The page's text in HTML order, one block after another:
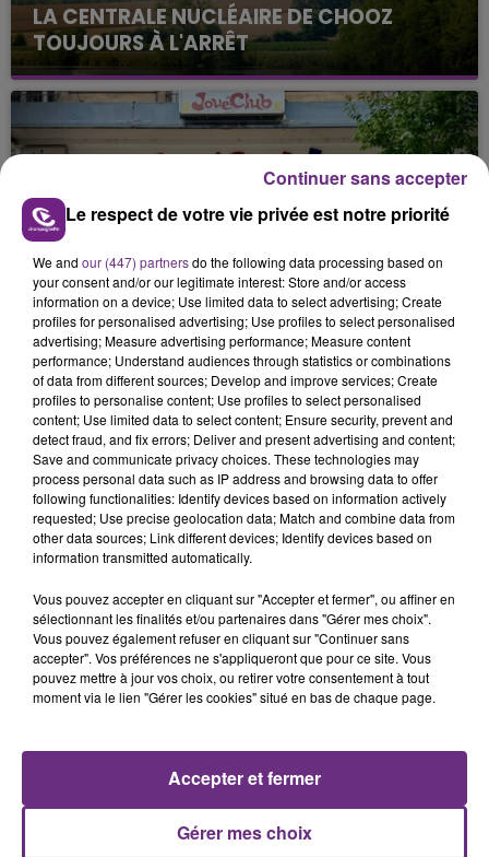
LA CENTRALE NUCLÉAIRE DE CHOOZ
TOUJOURS À L'ARRÊT
Cela fait déjà une semaine que la centrale
nucléaire ardennaise est à l'arrêt. Une situation
justifiée par la sécheresse intense qui est toujours
présente.
LE MAGASIN JOUÉCLUB DE REIMS FERME
SES PORTES
C'était l'une des institutions du centre-ville
rémois. Le magasin JouéClub est contraint de
fermer ses portes.
TITRES DIFFUSÉS
15h48
15h48
LINKIN PARK
15h44
15h44
MYLES SMITH & NIALL HORAN
15h38
15h38
Le respect de votre vie privée est notre priorité
We and our (447) partnersdo the following data processing based on
your consent and/or our legitimate interest: Store and/or access
information on a device; Use limited data to select advertising; Create
profiles for personalised advertising; Use profiles to select personalised
advertising; Measure advertising performance; Measure content
performance; Understand audiences through statistics or combinations
of data from different sources; Develop and improve services; Create
profiles to personalise content; Use profiles to select personalised
content; Use limited data to select content; Ensure security, prevent and
detect fraud, and fix errors; Deliver and present advertising and content;
Save and communicate privacy choices. These technologies may
process personal data such as IP address and browsing data to offer
following functionalities: Identify devices based on information actively
requested; Use precise geolocation data; Match and combine data from
other data sources; Link different devices; Identify devices based on
information transmitted automatically.
Vous pouvez accepter en cliquant sur "Accepter et fermer", ou affiner en
sélectionnant les finalités et/ou partenaires dans "Gérer mes choix".
Vous pouvez également refuser en cliquant sur "Continuer sans
accepter". Vos préférences ne s'appliqueront que pour ce site. Vous
pouvez mettre à jour vos choix, ou retirer votre consentement à tout
moment via le lien "Gérer les cookies" situé en bas de chaque page.
Gérer mes choix
Accepter et fermer
Continuer sans accepter